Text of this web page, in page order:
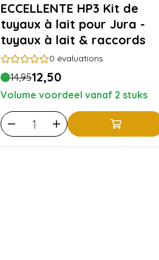
ECCELLENTE HP3 Kit de
tuyaux à lait pour Jura -
tuyaux à lait & raccords
0 évaluations
14,9512,50
Volume voordeel vanaf 2 stuks